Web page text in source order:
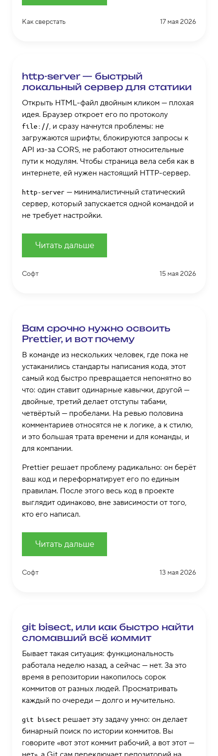
Как сверстать 17 мая 2026
http-server — быстрый
локальный сервер для статики
Открыть HTML-файл двойным кликом — плохая
идея. Браузер откроет его по протоколу
file://, и сразу начнутся проблемы: не
загружаются шрифты, блокируются запросы к
API из-за CORS, не работают относительные
пути к модулям. Чтобы страница вела себя как в
интернете, ей нужен настоящий HTTP-сервер.
http-server — минималистичный статический
сервер, который запускается одной командой и
не требует настройки.
Читать дальше
Софт 15 мая 2026
Вам срочно нужно освоить
Prettier, и вот почему
В команде из нескольких человек, где пока не
устаканились стандарты написания кода, этот
самый код быстро превращается непонятно во
что: один ставит одинарные кавычки, другой —
двойные, третий делает отступы табами,
четвёртый — пробелами. На ревью половина
комментариев относятся не к логике, а к стилю,
и это большая трата времени и для команды, и
для компании.
Prettier решает проблему радикально: он берёт
ваш код и переформатирует его по единым
правилам. После этого весь код в проекте
выглядит одинаково, вне зависимости от того,
кто его написал.
Читать дальше
Софт 13 мая 2026
git bisect, или как быстро найти
сломавший всё коммит
Бывает такая ситуация: функциональность
работала неделю назад, а сейчас — нет. За это
время в репозитории накопилось сорок
коммитов от разных людей. Просматривать
каждый по очереди — долго и мучительно.
git bisect решает эту задачу умно: он делает
бинарный поиск по истории коммитов. Вы
говорите «вот этот коммит рабочий, а вот этот —